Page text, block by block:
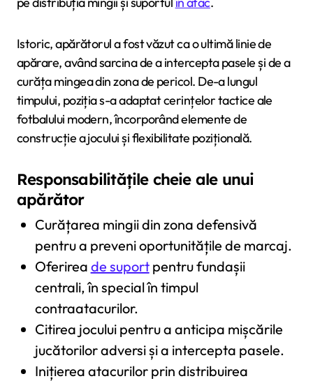
Istoric, apărătorul a fost văzut ca o ultimă linie de
apărare, având sarcina de a intercepta pasele și de a
curăța mingea din zona de pericol. De-a lungul
timpului, poziția s-a adaptat cerințelor tactice ale
fotbalului modern, încorporând elemente de
construcție a jocului și flexibilitate pozițională.
Responsabilitățile cheie ale unui
apărător
Curățarea mingii din zona defensivă
pentru a preveni oportunitățile de marcaj.
Oferirea de suportpentru fundașii
centrali, în special în timpul
contraatacurilor.
Citirea jocului pentru a anticipa mișcările
jucătorilor adversi și a intercepta pasele.
Inițierea atacurilor prin distribuirea